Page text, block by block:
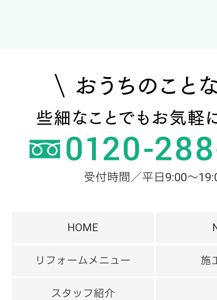
受付時間／平日9:00～
HOME
リフォームメニュー 施
スタッフ紹介